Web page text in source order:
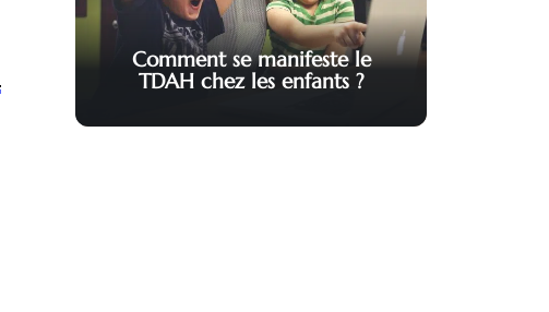
Comment se manifeste le
TDAH chez les enfants ?